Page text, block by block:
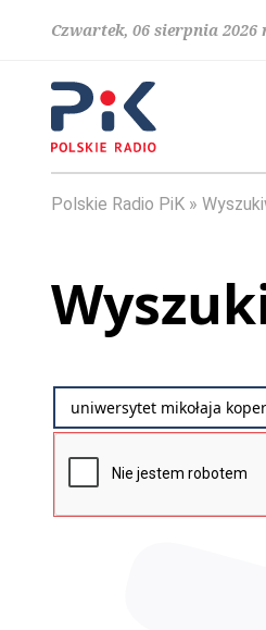
Czwartek, 06 sierpnia
Polskie Radio PiK